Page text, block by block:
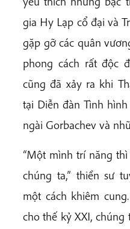
gia Hy Lạp cổ đại và
gặp gỡ các quân
phong cách rất độc
cũng đã xảy ra khi
tại Diễn đàn Tình
ngài Gorbachev và
“Một mình trí năng
chúng ta,” thiền sư
một cách khiêm
cho thế kỷ XXI, chúng